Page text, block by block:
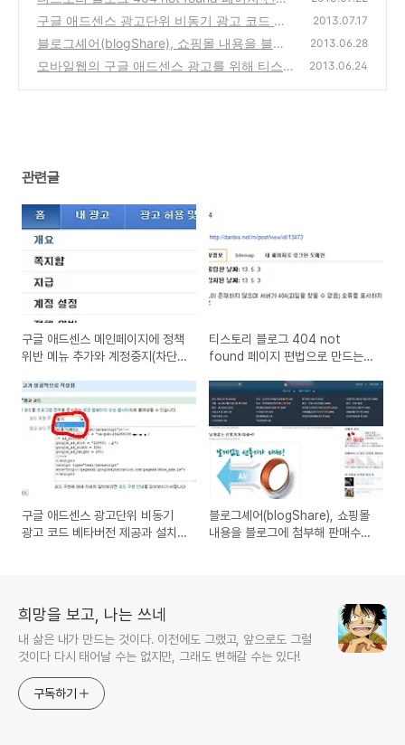
으로 만드는 방법 - Javascript Redirect 이용
애드센스 경고 해결
구글 애드센스 광고단위 비동기 광고 코드 베
타버전 제공과 설치방법 그리고 문제점
(2)
2013.07.17
블로그셰어(blogShare), 쇼핑몰 내용을 블로
그에 첨부해 판매수익을 올리는 CPS기반 사이
2013.06.28
모바일웹의 구글 애드센스 광고를 위해 티스토
2013.06.24
관련글
구글 애드센스 메인페이지에 정책
위반 메뉴 추가와 계정중지(차단)
티스토리 블로그 404 not
found 페이지 편법으로 만드는
용 애드센스 경고 해결
구글 애드센스 광고단위 비동기
광고 코드 베타버전 제공과 설치
블로그셰어(blogShare), 쇼핑몰
내용을 블로그에 첨부해 판매수익
희망을 보고, 나는 쓰네
내 삶은 내가 만드는 것이다. 이전에도 그랬고, 앞으로도 그럴
것이다 다시 태어날 수는 없지만, 그래도 변해갈 수는 있다!
구독하기